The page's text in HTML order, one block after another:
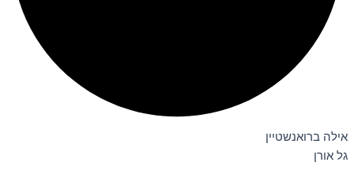
אילה ברואנשטיין
גל אורן